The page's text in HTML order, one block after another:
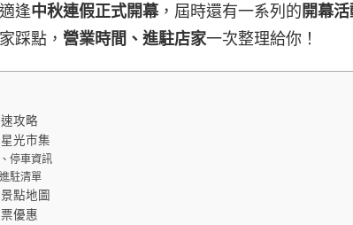
逢中秋連假正式開幕，屆時還有一系列的 開幕
踩點， 營業時間、進駐店家一次整理給你！
攻略
光市集
停車資訊
駐清單
點地圖
優惠